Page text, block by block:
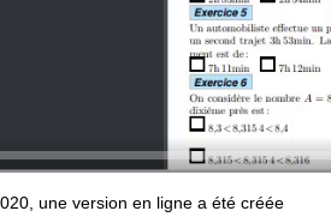
une version en ligne a été créée